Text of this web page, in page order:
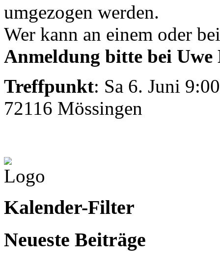
umgezogen werden.
Wer kann an einem oder
Anmeldung bitte bei Uwe
Treffpunkt: Sa 6. Juni
72116 Mössingen
Kalender-Filter
Neueste Beiträge